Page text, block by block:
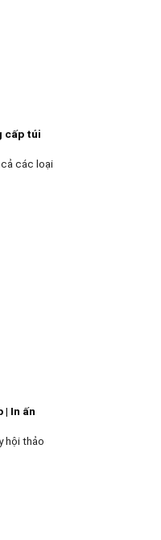
cấp túi
cả các loại
| In ấn
hội thảo